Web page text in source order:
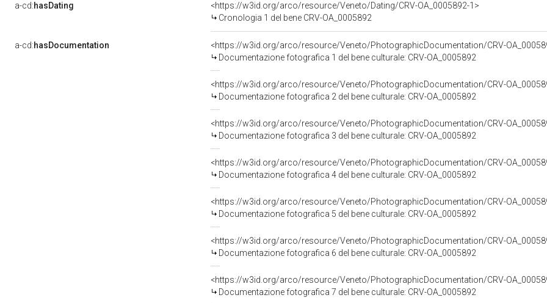
a-cd:hasDating
<https://w3id.org/arco/resource/Veneto/Dating/CRV-OA_0005892-1>
Cronologia 1 del bene CRV-OA_0005892
a-cd:hasDocumentation
<https://w3id.org/arco/resource/Veneto/PhotographicDocumentation/CRV-
Documentazione fotografica 1 del bene culturale: CRV-OA_0005892
<https://w3id.org/arco/resource/Veneto/PhotographicDocumentation/CRV-
Documentazione fotografica 2 del bene culturale: CRV-OA_0005892
<https://w3id.org/arco/resource/Veneto/PhotographicDocumentation/CRV-
Documentazione fotografica 3 del bene culturale: CRV-OA_0005892
<https://w3id.org/arco/resource/Veneto/PhotographicDocumentation/CRV-
Documentazione fotografica 4 del bene culturale: CRV-OA_0005892
<https://w3id.org/arco/resource/Veneto/PhotographicDocumentation/CRV-
Documentazione fotografica 5 del bene culturale: CRV-OA_0005892
<https://w3id.org/arco/resource/Veneto/PhotographicDocumentation/CRV-
Documentazione fotografica 6 del bene culturale: CRV-OA_0005892
<https://w3id.org/arco/resource/Veneto/PhotographicDocumentation/CRV-
Documentazione fotografica 7 del bene culturale: CRV-OA_0005892